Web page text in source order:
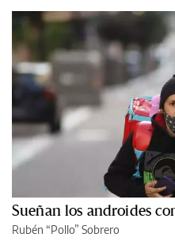
Sueñan los androides
Rubén “Pollo” Sobrero